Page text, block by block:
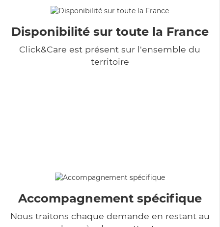
Disponibilité sur toute la France
Click&Care est présent sur l'ensemble du
territoire
Accompagnement spécifique
Nous traitons chaque demande en restant au